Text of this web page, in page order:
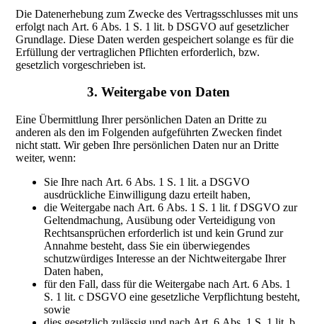
Die Datenerhebung zum Zwecke des Vertragsschlusses mit uns
erfolgt nach Art. 6 Abs. 1 S. 1 lit. b DSGVO auf gesetzlicher
Grundlage. Diese Daten werden gespeichert solange es für die
Erfüllung der vertraglichen Pflichten erforderlich, bzw.
gesetzlich vorgeschrieben ist.
3. Weitergabe von Daten
Eine Übermittlung Ihrer persönlichen Daten an Dritte zu
anderen als den im Folgenden aufgeführten Zwecken findet
nicht statt. Wir geben Ihre persönlichen Daten nur an Dritte
weiter, wenn:
Sie Ihre nach Art. 6 Abs. 1 S. 1 lit. a DSGVO
ausdrückliche Einwilligung dazu erteilt haben,
die Weitergabe nach Art. 6 Abs. 1 S. 1 lit. f DSGVO zur
Geltendmachung, Ausübung oder Verteidigung von
Rechtsansprüchen erforderlich ist und kein Grund zur
Annahme besteht, dass Sie ein überwiegendes
schutzwürdiges Interesse an der Nichtweitergabe Ihrer
Daten haben,
für den Fall, dass für die Weitergabe nach Art. 6 Abs. 1
S. 1 lit. c DSGVO eine gesetzliche Verpflichtung besteht,
sowie